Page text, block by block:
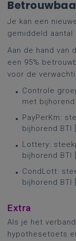
Je kan een
gemiddeld
Aan de hand van
een 95%
voor de
Controle
met bijhorend
PayPerKm:
bijhorend BTI
Lottery:
bijhorend BTI
CondLott:
bijhorend BTI
Extra
Als je het
hypothesetoets